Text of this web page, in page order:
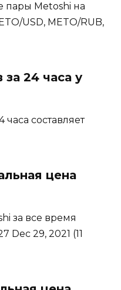
пары Metoshi на
USD, METO/RUB,
24 часа у
составляет
цена
за все время
Dec 29, 2021 (11